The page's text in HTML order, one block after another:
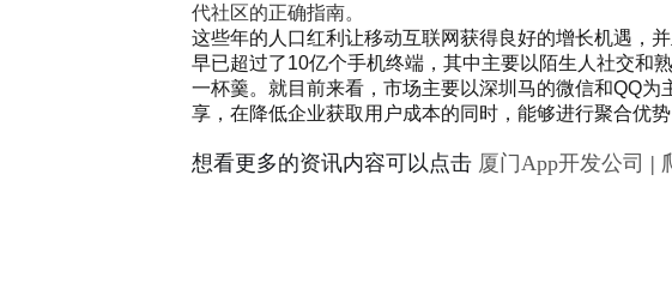
代社区的正确指南。
这些年的人口红利让移动互联网获得良好的增长机遇，
早已超过了10亿个手机终端，其中主要以陌生人社交和
一杯羹。就目前来看，市场主要以深圳马的微信和QQ
享，在降低企业获取用户成本的同时，能够进行聚合优
想看更多的资讯内容可以点击 厦门App开发公司 |